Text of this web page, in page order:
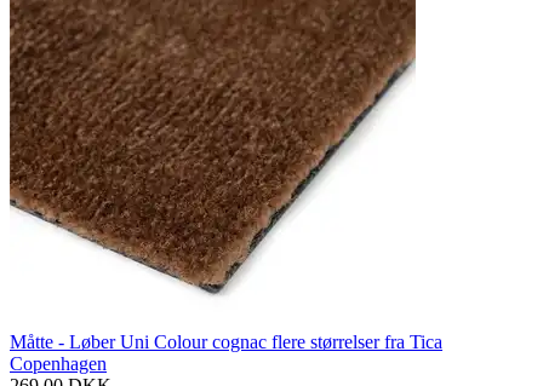
Måtte - Løber Uni Colour cognac flere størrelser fra Tica
Copenhagen